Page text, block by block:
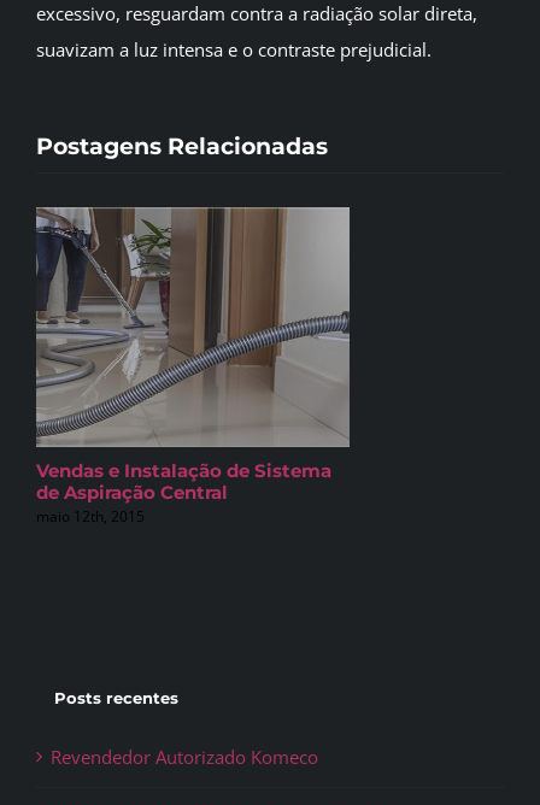
excessivo, resguardam contra a radiação solar direta,
suavizam a luz intensa e o contraste prejudicial.
Postagens Relacionadas
Vendas e Instalação de Sistema
de Aspiração Central
maio 12th, 2015
Posts recentes
Revendedor Autorizado Komeco